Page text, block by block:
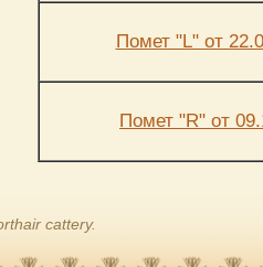
Помет "L" от
Помет "R" от
cattery.